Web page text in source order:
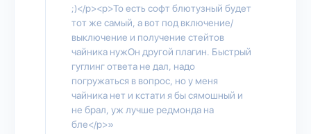
;)</p><p>То есть софт блютузный будет
тот же самый, а вот под включение/
выключение и получение стейтов
чайника нужОн другой плагин. Быстрый
гуглинг ответа не дал, надо
погружаться в вопрос, но у меня
чайника нет и кстати я бы сямошный и
не брал, уж лучше редмонда на
бле</p>»